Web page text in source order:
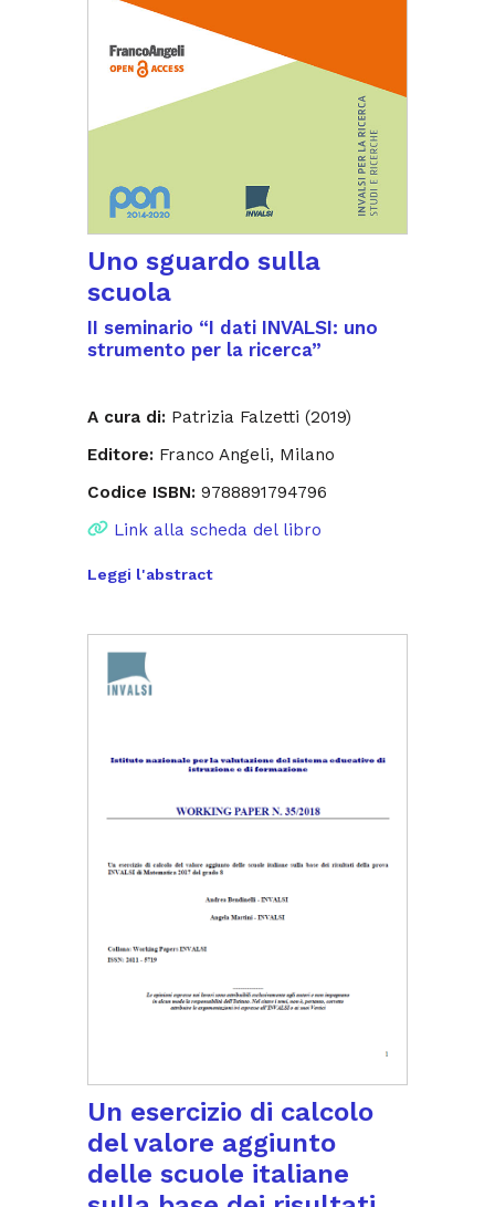
Uno sguardo sulla
scuola
II seminario “I dati INVALSI: uno
strumento per la ricerca”
A cura di: Patrizia Falzetti (2019)
Editore: Franco Angeli, Milano
Codice ISBN: 9788891794796
Link alla scheda del libro
Leggi l'abstract
Un esercizio di calcolo
del valore aggiunto
delle scuole italiane